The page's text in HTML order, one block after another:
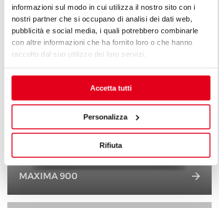
informazioni sul modo in cui utilizza il nostro sito con i
nostri partner che si occupano di analisi dei dati web,
pubblicità e social media, i quali potrebbero combinarle
con altre informazioni che ha fornito loro o che hanno
raccolto dal suo utilizzo dei loro servizi.
Accetta tutti
Personalizza
Rifiuta
Бесконечная серия решений для удовлетворения
запросов рынка. Универсальные кухонные плиты с
разными характеристиками производственной
мощности.
MAXIMA 900